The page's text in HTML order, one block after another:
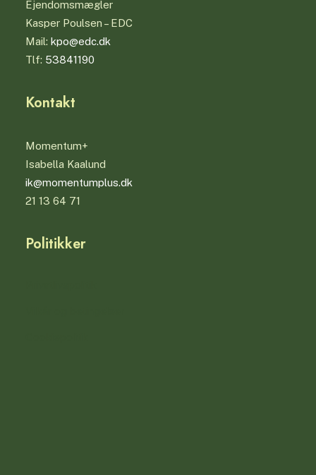
Ejendomsmægler
Kasper Poulsen – EDC
Mail: kpo@edc.dk
Tlf: 53841190
Kontakt
Momentum+
Isabella Kaalund
ik@momentumplus.dk
21 13 64 71
Politikker